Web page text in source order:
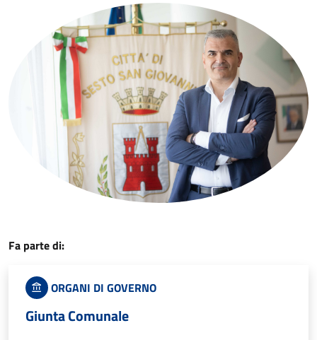
Fa parte di:
ORGANI DI GOVERNO
Giunta Comunale